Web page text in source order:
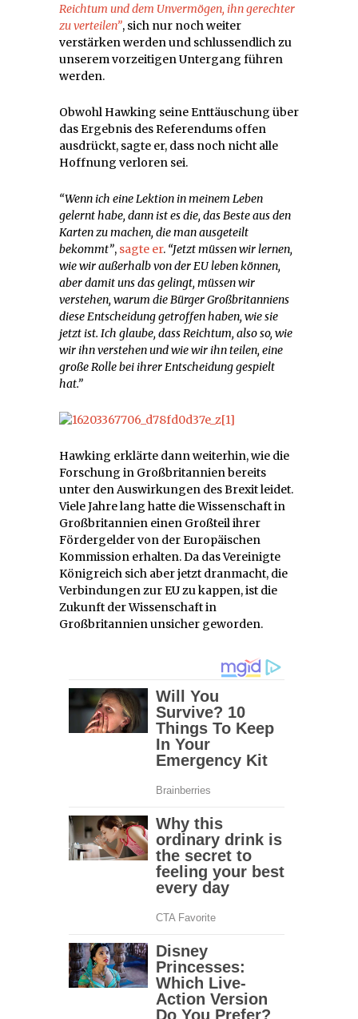
Reichtum und dem Unvermögen, ihn gerechter
zu verteilen”, sich nur noch weiter
verstärken werden und schlussendlich zu
unserem vorzeitigen Untergang führen
werden.
Obwohl Hawking seine Enttäuschung über
das Ergebnis des Referendums offen
ausdrückt, sagte er, dass noch nicht alle
Hoffnung verloren sei.
“Wenn ich eine Lektion in meinem Leben
gelernt habe, dann ist es die, das Beste aus den
Karten zu machen, die man ausgeteilt
bekommt”, sagte er. “Jetzt müssen wir lernen,
wie wir außerhalb von der EU leben können,
aber damit uns das gelingt, müssen wir
verstehen, warum die Bürger Großbritanniens
diese Entscheidung getroffen haben, wie sie
jetzt ist. Ich glaube, dass Reichtum, also so, wie
wir ihn verstehen und wie wir ihn teilen, eine
große Rolle bei ihrer Entscheidung gespielt
hat.”
Hawking erklärte dann weiterhin, wie die
Forschung in Großbritannien bereits
unter den Auswirkungen des Brexit leidet.
Viele Jahre lang hatte die Wissenschaft in
Großbritannien einen Großteil ihrer
Fördergelder von der Europäischen
Kommission erhalten. Da das Vereinigte
Königreich sich aber jetzt dranmacht, die
Verbindungen zur EU zu kappen, ist die
Zukunft der Wissenschaft in
Großbritannien unsicher geworden.